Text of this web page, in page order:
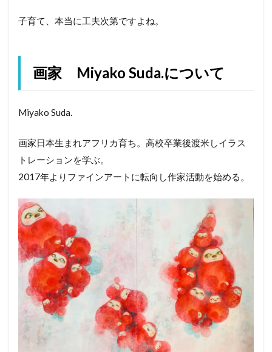
子育て、本当に工夫次第ですよね。
画家 Miyako Suda.について
Miyako Suda.
画家日本生まれアフリカ育ち。高校卒業後渡米しイラス
トレーションを学ぶ。
2017年よりファインアートに転向し作家活動を始める。